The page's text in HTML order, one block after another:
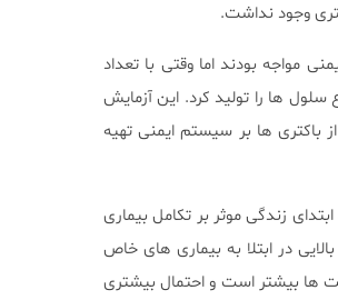
وجود نداشت.
مواجه بودند اما وقتی با تعداد
ها را تولید کرد. این آزمایش
باکتری ها بر سیستم ایمنی تهیه
زندگی موثر بر تکامل بیماری
در ابتلا به بیماری های خاص
ابتلا با دیابت نوع ۱ و آسم در این حالت ها بیشتر است و احتمال بیشتری